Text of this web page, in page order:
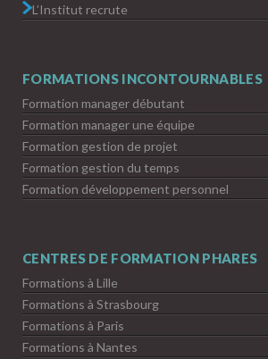
L’Institut recrute
FORMATIONS INCONTOURNABLES
Formation manager débutant
Formation manager une équipe
Formation gestion de projet
Formation gestion du temps
Formation développement personnel
CENTRES DE FORMATION PHARES
Formations à Lille
Formations à Strasbourg
Formations à Paris
Formations à Nantes